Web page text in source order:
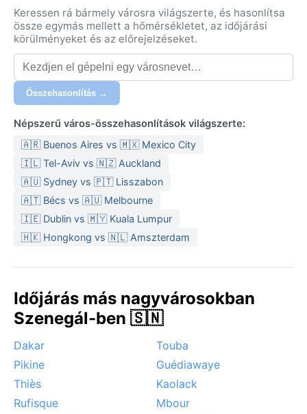
Keressen rá bármely városra világszerte, és hasonlítsa
össze egymás mellett a hőmérsékletet, az időjárási
körülményeket és az előrejelzéseket.
Összehasonlítás →
Népszerű város-összehasonlítások világszerte:
🇦🇷 Buenos Aires vs 🇲🇽 Mexico City
🇮🇱 Tel-Aviv vs 🇳🇿 Auckland
🇦🇺 Sydney vs 🇵🇹 Lisszabon
🇦🇹 Bécs vs 🇦🇺 Melbourne
🇮🇪 Dublin vs 🇲🇾 Kuala Lumpur
🇭🇰 Hongkong vs 🇳🇱 Amszterdam
Időjárás más nagyvárosokban
Szenegál-ben 🇸🇳
Dakar
Touba
Pikine
Guédiawaye
Thiès
Kaolack
Rufisque
Mbour